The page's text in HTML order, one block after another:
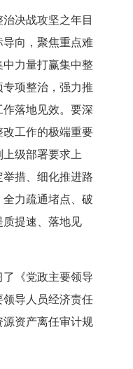
决战攻坚之年目
向，聚焦重点难
中力量打赢集中整
项整治，强力推
落地见效。要深
工作的极端重要
级部署要求上
措、细化推进路
力疏通堵点、破
提速、落地见
《党政主要领导
导人员经济责任
资产离任审计规